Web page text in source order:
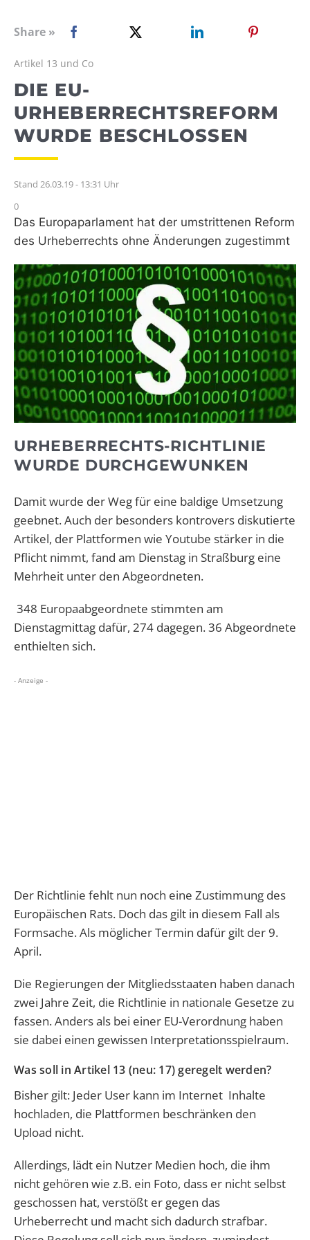
Share »
Artikel 13 und Co
DIE EU-
URHEBERRECHTSREFORM
WURDE BESCHLOSSEN
Stand 26.03.19 - 13:31 Uhr
0
Das Europaparlament hat der umstrittenen Reform
des Urheberrechts ohne Änderungen zugestimmt
URHEBERRECHTS-RICHTLINIE
WURDE DURCHGEWUNKEN
Damit wurde der Weg für eine baldige Umsetzung
geebnet. Auch der besonders kontrovers diskutierte
Artikel, der Plattformen wie Youtube stärker in die
Pflicht nimmt, fand am Dienstag in Straßburg eine
Mehrheit unter den Abgeordneten.
348 Europaabgeordnete stimmten am
Dienstagmittag dafür, 274 dagegen. 36 Abgeordnete
enthielten sich.
- Anzeige -
Der Richtlinie fehlt nun noch eine Zustimmung des
Europäischen Rats. Doch das gilt in diesem Fall als
Formsache. Als möglicher Termin dafür gilt der 9.
April.
Die Regierungen der Mitgliedsstaaten haben danach
zwei Jahre Zeit, die Richtlinie in nationale Gesetze zu
fassen. Anders als bei einer EU-Verordnung haben
sie dabei einen gewissen Interpretationsspielraum.
Was soll in Artikel 13 (neu: 17) geregelt werden?
Bisher gilt: Jeder User kann im Internet Inhalte
hochladen, die Plattformen beschränken den
Upload nicht.
Allerdings, lädt ein Nutzer Medien hoch, die ihm
nicht gehören wie z.B. ein Foto, dass er nicht selbst
geschossen hat, verstößt er gegen das
Urheberrecht und macht sich dadurch strafbar.